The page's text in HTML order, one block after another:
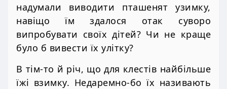
надумали виводити пташенят узимку,
навіщо їм здалося отак суворо
випробувати своїх дітей? Чи не краще
було б вивести їх улітку?
В тім-то й річ, що для клестів найбільше
їжі взимку. Недаремно-бо їх називають